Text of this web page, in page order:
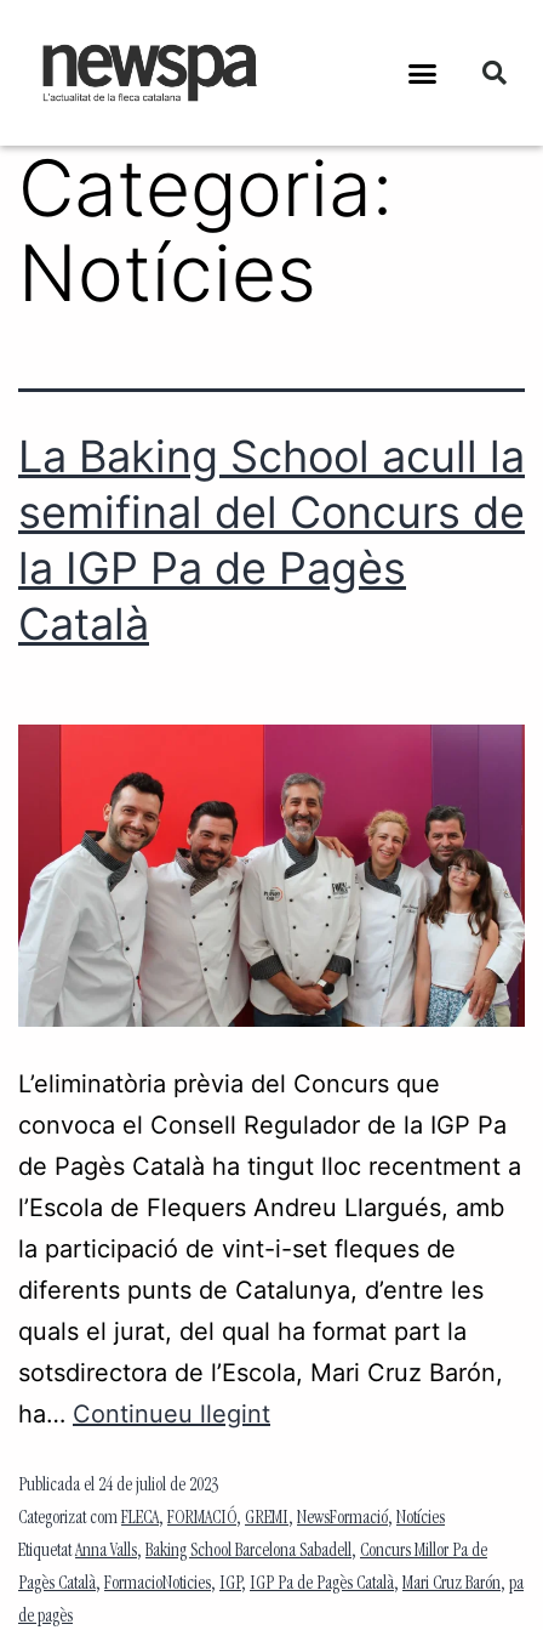
Categoria:
Notícies
La Baking School acull la
semifinal del Concurs de
la IGP Pa de Pagès
Català
L’eliminatòria prèvia del Concurs que
convoca el Consell Regulador de la IGP Pa
de Pagès Català ha tingut lloc recentment a
l’Escola de Flequers Andreu Llargués, amb
la participació de vint-i-set fleques de
diferents punts de Catalunya, d’entre les
quals el jurat, del qual ha format part la
sotsdirectora de l’Escola, Mari Cruz Barón,
ha… Continueu llegint
Publicada el 24 de juliol de 2023
Categorizat comFLECA, FORMACIÓ, GREMI, NewsFormació, Notícies
EtiquetatAnna Valls, Baking School Barcelona Sabadell, Concurs Millor Pa de
Pagès Català, FormacioNoticies, IGP, IGP Pa de Pagès Català, Mari Cruz Barón, pa
de pagès